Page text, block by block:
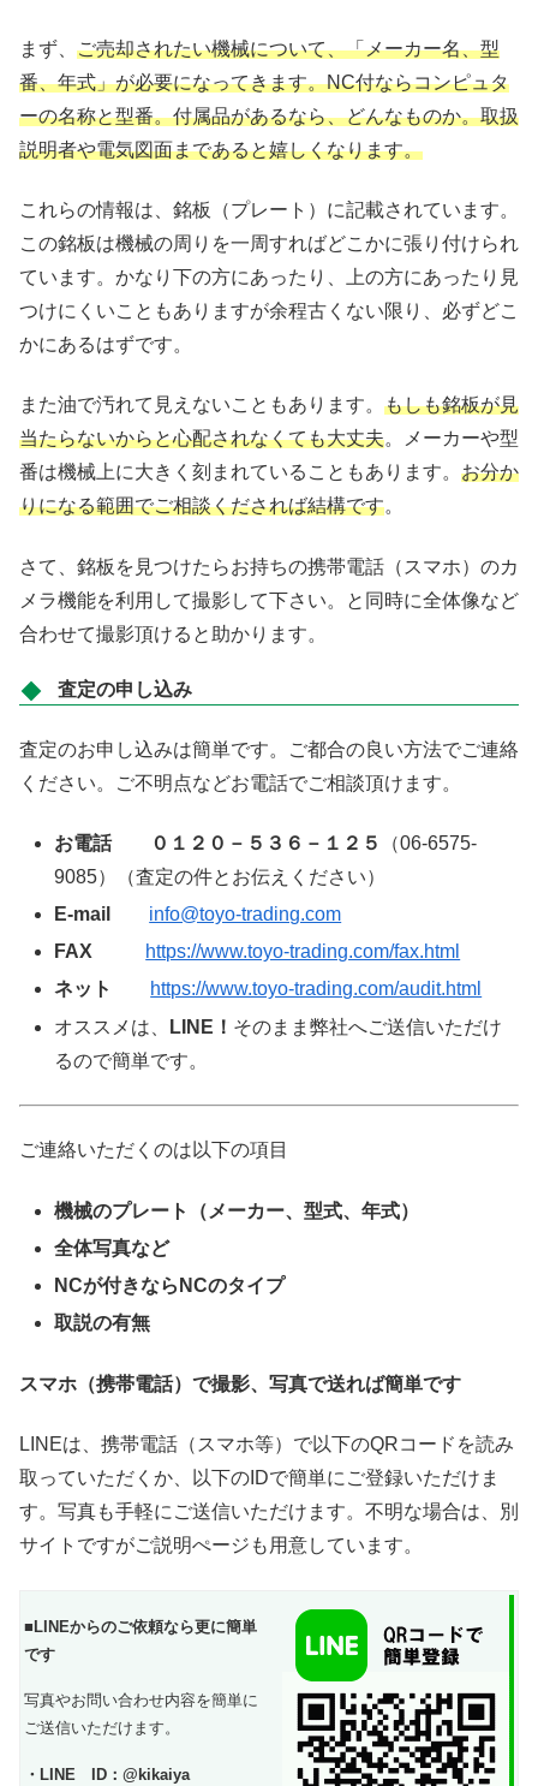
まず、 ご売却されたい機械について、「メーカー名、型
番、年式」が必要になってきます。NC付ならコンピュタ
ーの名称と型番。付属品があるなら、どんなものか。取扱
説明者や電気図面まであると嬉しくなります。
これらの情報は、銘板（プレート）に記載されています。
この銘板は機械の周りを一周すればどこかに張り付けられ
ています。かなり下の方にあったり、上の方にあったり見
つけにくいこともありますが余程古くない限り、必ずどこ
かにあるはずです。
また油で汚れて見えないこともあります。 もしも銘板が見
当たらないからと心配されなくても大丈夫。メーカーや型
番は機械上に大きく刻まれていることもあります。 お分か
りになる範囲でご相談くだされば結構です。
さて、銘板を見つけたらお持ちの携帯電話（スマホ）のカ
メラ機能を利用して撮影して下さい。と同時に全体像など
合わせて撮影頂けると助かります。
査定の申し込み
査定のお申し込みは簡単です。ご都合の良い方法でご連絡
ください。ご不明点などお電話でご相談頂けます。
お電話 ０１２０－５３６－１２５
（06-6575-
9085）（査定の件とお伝えください）
E-mail
info@toyo-trading.com
FAX
https://www.toyo-trading.com/fax.html
ネット
https://www.toyo-trading.com/audit.html
オススメは、
LINE！ そのまま弊社へご送信いただけ
るので簡単です。
ご連絡いただくのは以下の項目
機械のプレート（メーカー、型式、年式）
全体写真など
NCが付きならNCのタイプ
取説の有無
スマホ（携帯電話）で撮影、写真で送れば簡単です
LINEは、携帯電話（スマホ等）で以下のQRコードを読み
取っていただくか、以下のIDで簡単にご登録いただけま
す。写真も手軽にご送信いただけます。不明な場合は、別
サイトですがご説明ぺージも用意しています。
■LINEからのご依頼なら更に簡単
です
写真やお問い合わせ内容を簡単に
ご送信いただけます。
・LINE ID：@kikaiya